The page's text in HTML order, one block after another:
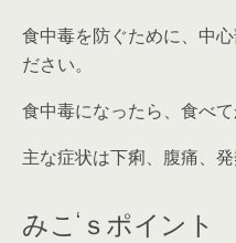
食中毒を防ぐために、 中
ださい。
食中毒になったら、食べ
主な症状は下痢、腹痛、
みこ‘ｓポイント